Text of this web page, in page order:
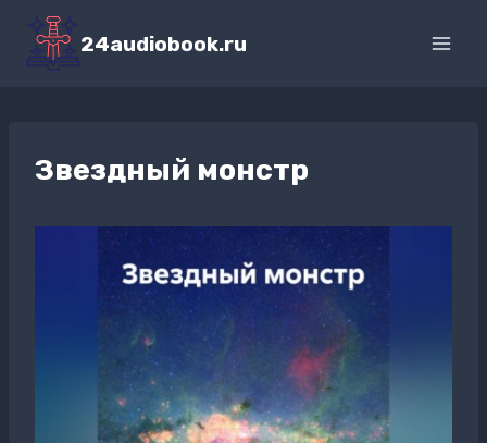
Перейти
содержимому
24audiobook.ru
Звездный монстр